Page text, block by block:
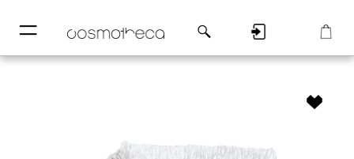
─
─ РегистрацияКорзина